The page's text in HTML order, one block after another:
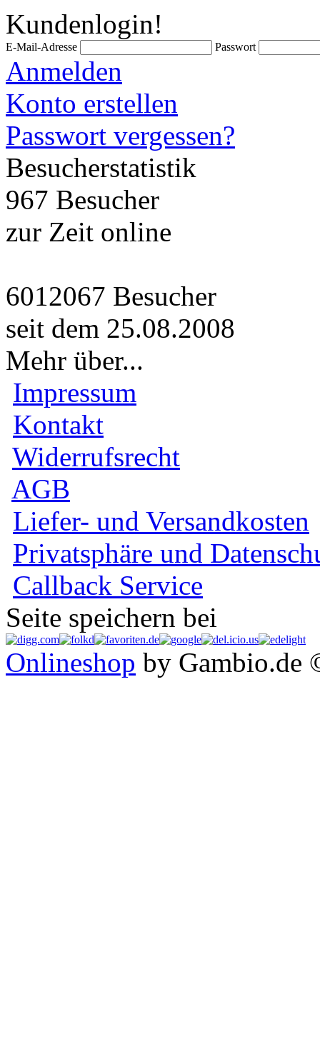
Kundenlogin!
E-Mail-Adresse Passwort
Anmelden
Konto erstellen
Passwort vergessen?
Besucherstatistik
967 Besucher
zur Zeit online
6012067 Besucher
seit dem 25.08.2008
Mehr über...
Impressum
Kontakt
Widerrufsrecht
AGB
Liefer- und Versandkosten
Privatsphäre und
Callback Service
Seite speichern bei
Onlineshop by Gambio.de